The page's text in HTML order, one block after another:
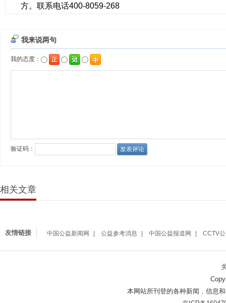
方。联系电话400-8059-268
相关文章
友情链接 中国公益新闻网 公益参考消息 中国公益报道网 CCTV
本网站所刊登的各种新闻﹑信息